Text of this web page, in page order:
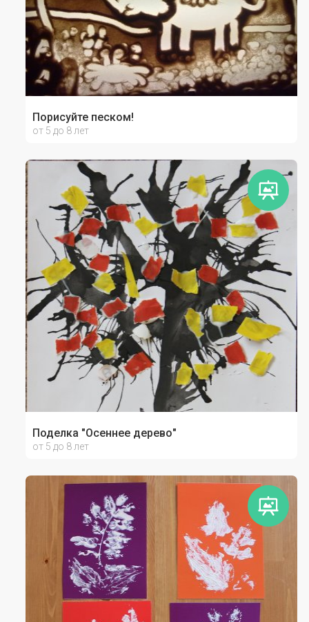
Порисуйте песком!
от 5 до 8 лет
Поделка "Осеннее дерево"
от 5 до 8 лет